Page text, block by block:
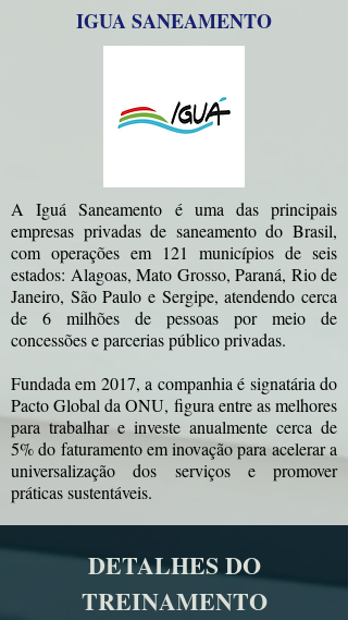
IGUA SANEAMENTO
A Iguá Saneamento é uma das principais
empresas privadas de saneamento do Brasil,
com operações em 121 municípios de seis
estados: Alagoas, Mato Grosso, Paraná, Rio de
Janeiro, São Paulo e Sergipe, atendendo cerca
de 6 milhões de pessoas por meio de
concessões e parcerias público privadas.
Fundada em 2017, a companhia é signatária do
Pacto Global da ONU, figura entre as melhores
para trabalhar e investe anualmente cerca de
5% do faturamento em inovação para acelerar a
universalização dos serviços e promover
práticas sustentáveis.
DETALHES DO
TREINAMENTO